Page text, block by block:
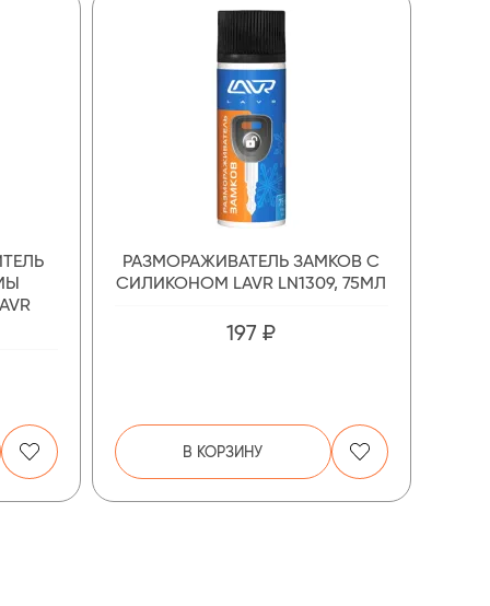
РАЗМОРАЖИВАТЕЛЬ ЗАМКОВ С
СИЛИКОНОМ LAVR LN1309, 75МЛ
197 ₽
В КОРЗИНУ